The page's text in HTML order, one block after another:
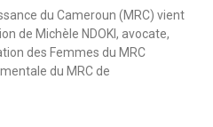
du Cameroun (MRC) vient
de Michèle NDOKI, avocate,
des Femmes du MRC
du MRC de